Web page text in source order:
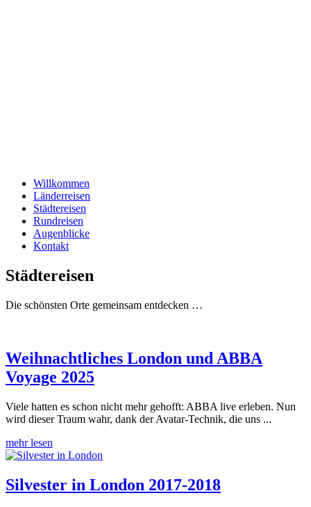
Willkommen
Länderreisen
Städtereisen
Rundreisen
Augenblicke
Kontakt
Städtereisen
Die schönsten Orte gemeinsam entdecken …
Weihnachtliches London und ABBA
Voyage 2025
Viele hatten es schon nicht mehr gehofft: ABBA live erleben. Nun
wird dieser Traum wahr, dank der Avatar-Technik, die uns ...
mehr lesen
Silvester in London 2017-2018